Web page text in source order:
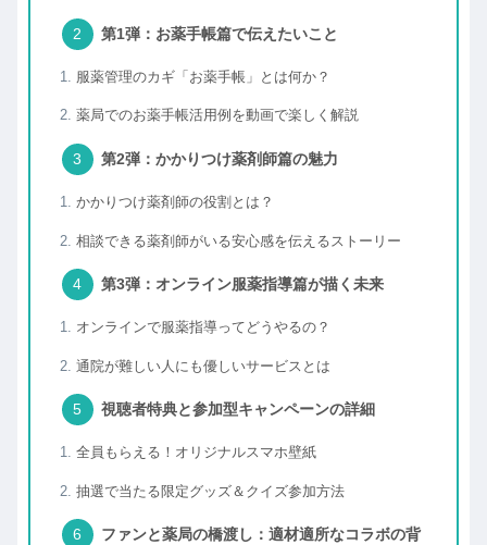
第1弾：お薬手帳篇で伝えたいこと
服薬管理のカギ「お薬手帳」とは何か？
薬局でのお薬手帳活用例を動画で楽しく解説
第2弾：かかりつけ薬剤師篇の魅力
かかりつけ薬剤師の役割とは？
相談できる薬剤師がいる安心感を伝えるストーリー
第3弾：オンライン服薬指導篇が描く未来
オンラインで服薬指導ってどうやるの？
通院が難しい人にも優しいサービスとは
視聴者特典と参加型キャンペーンの詳細
全員もらえる！オリジナルスマホ壁紙
抽選で当たる限定グッズ＆クイズ参加方法
ファンと薬局の橋渡し：適材適所なコラボの背